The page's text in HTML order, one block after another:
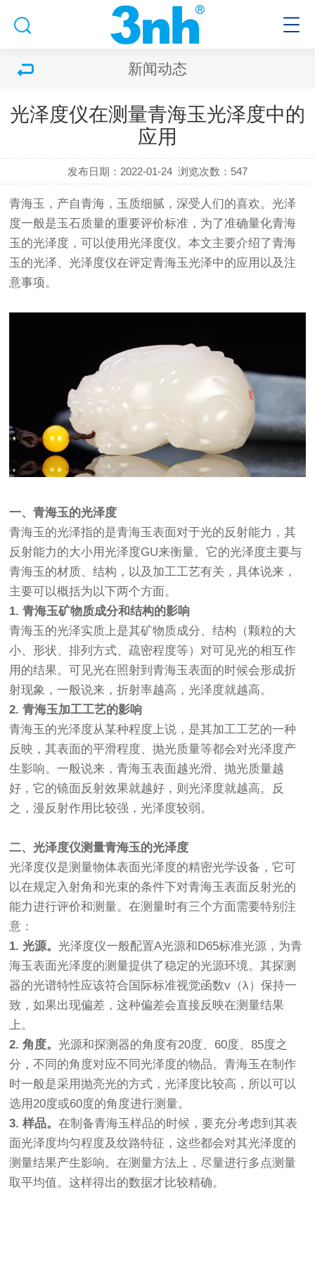
新闻动态
光泽度仪在测量青海玉光泽度中的
应用
发布日期：2022-01-24 浏览次数：547
青海玉，产自青海，玉质细腻，深受人们的喜欢。光泽
度一般是玉石质量的重要评价标准，为了准确量化青海
玉的光泽度，可以使用光泽度仪。本文主要介绍了青海
玉的光泽、光泽度仪在评定青海玉光泽中的应用以及注
意事项。
一、青海玉的光泽度
青海玉的光泽指的是青海玉表面对于光的反射能力，其
反射能力的大小用光泽度GU来衡量。它的光泽度主要与
青海玉的材质、结构，以及加工工艺有关，具体说来，
主要可以概括为以下两个方面。
1. 青海玉矿物质成分和结构的影响
青海玉的光泽实质上是其矿物质成分、结构（颗粒的大
小、形状、排列方式、疏密程度等）对可见光的相互作
用的结果。可见光在照射到青海玉表面的时候会形成折
射现象，一般说来，折射率越高，光泽度就越高。
2. 青海玉加工工艺的影响
青海玉的光泽度从某种程度上说，是其加工工艺的一种
反映，其表面的平滑程度、抛光质量等都会对光泽度产
生影响。一般说来，青海玉表面越光滑、抛光质量越
好，它的镜面反射效果就越好，则光泽度就越高。反
之，漫反射作用比较强，光泽度较弱。
二、光泽度仪测量青海玉的光泽度
光泽度仪是测量物体表面光泽度的精密光学设备，它可
以在规定入射角和光束的条件下对青海玉表面反射光的
能力进行评价和测量。在测量时有三个方面需要特别注
意：
1. 光源。光泽度仪一般配置A光源和D65标准光源，为青
海玉表面光泽度的测量提供了稳定的光源环境。其探测
器的光谱特性应该符合国际标准视觉函数v（λ）保持一
致，如果出现偏差，这种偏差会直接反映在测量结果
上。
2. 角度。光源和探测器的角度有20度、60度、85度之
分，不同的角度对应不同光泽度的物品。青海玉在制作
时一般是采用抛亮光的方式，光泽度比较高，所以可以
选用20度或60度的角度进行测量。
3. 样品。在制备青海玉样品的时候，要充分考虑到其表
面光泽度均匀程度及纹路特征，这些都会对其光泽度的
测量结果产生影响。在测量方法上，尽量进行多点测量
取平均值。这样得出的数据才比较精确。